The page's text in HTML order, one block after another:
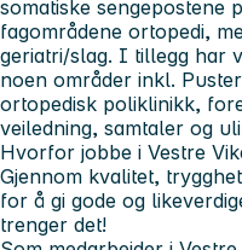
somatiske
fagområdene ortopedi,
geriatri/slag. I tillegg har
noen områder inkl.
ortopedisk poliklinikk,
veiledning, samtaler og
Hvorfor jobbe i Vestre
Gjennom kvalitet,
for å gi gode og
trenger det!